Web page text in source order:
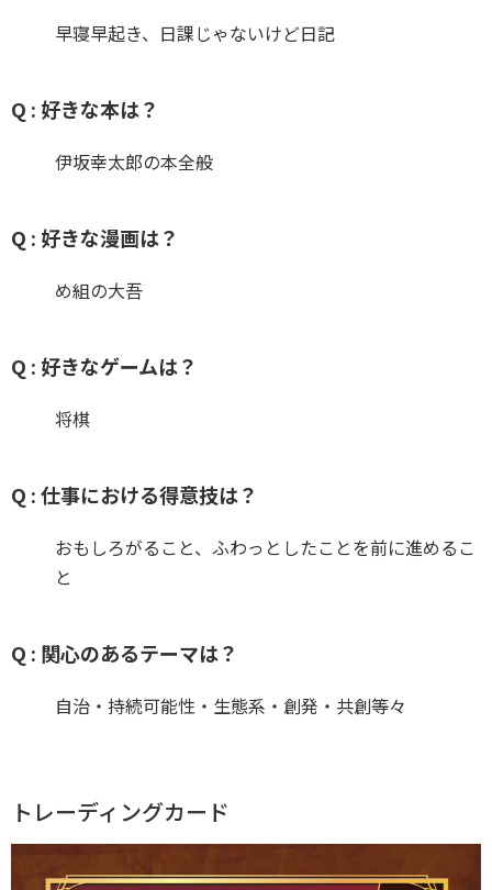
早寝早起き、日課じゃないけど日記
Q : 好きな本は？
伊坂幸太郎の本全般
Q : 好きな漫画は？
め組の大吾
Q : 好きなゲームは？
将棋
Q : 仕事における得意技は？
おもしろがること、ふわっとしたことを前に進めるこ
と
Q : 関心のあるテーマは？
自治・持続可能性・生態系・創発・共創等々
トレーディングカード